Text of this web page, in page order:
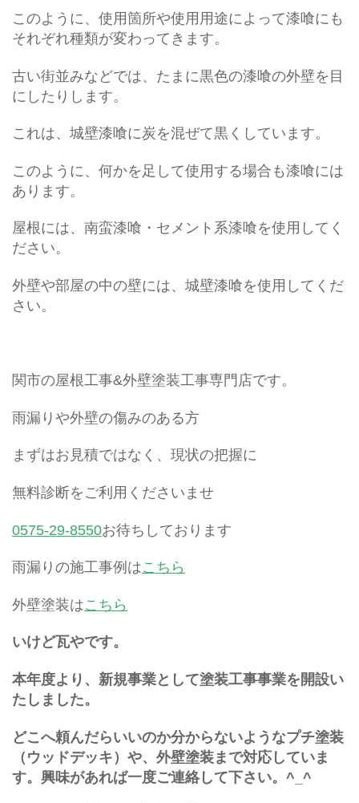
このように、使用箇所や使用用途によって漆喰にも
それぞれ種類が変わってきます。
古い街並みなどでは、たまに黒色の漆喰の外壁を目
にしたりします。
これは、城壁漆喰に炭を混ぜて黒くしています。
このように、何かを足して使用する場合も漆喰には
あります。
屋根には、南蛮漆喰・セメント系漆喰を使用してく
ださい。
外壁や部屋の中の壁には、城壁漆喰を使用してくだ
さい。
関市の屋根工事&外壁塗装工事専門店です。
雨漏りや外壁の傷みのある方
まずはお見積ではなく、現状の把握に
無料診断をご利用くださいませ
0575-29-8550お待ちしております
雨漏りの施工事例はこちら
外壁塗装はこちら
いけど瓦やです。
本年度より、新規事業として塗装工事事業を開設い
たしました。
どこへ頼んだらいいのか分からないようなプチ塗装
（ウッドデッキ）や、外壁塗装まで対応していま
す。興味があれば一度ご連絡して下さい。^_^